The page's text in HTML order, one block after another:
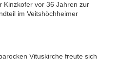
Kinzkofer vor 36 Jahren zur
im Veitshöchheimer
Vituskirche freute sich